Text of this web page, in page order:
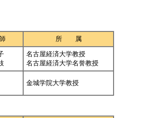
所 属
名古屋経済大学教授
名古屋経済大学名誉教授
金城学院大学教授